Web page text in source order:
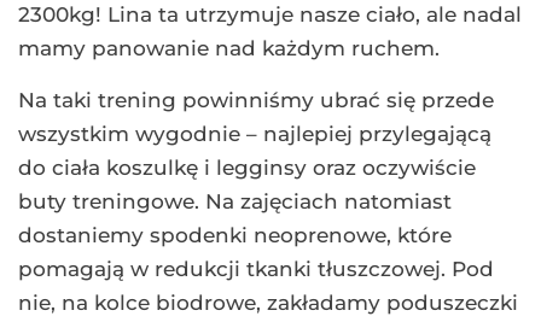
2300kg! Lina ta utrzymuje nasze ciało, ale nadal
mamy panowanie nad każdym ruchem.
Na taki trening powinniśmy ubrać się przede
wszystkim wygodnie – najlepiej przylegającą
do ciała koszulkę i legginsy oraz oczywiście
buty treningowe. Na zajęciach natomiast
dostaniemy spodenki neoprenowe, które
pomagają w redukcji tkanki tłuszczowej. Pod
nie, na kolce biodrowe, zakładamy poduszeczki